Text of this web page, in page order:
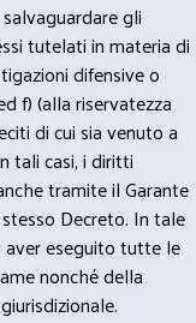
gli
tutelati in materia di
difensive o
f) (alla riservatezza
di cui sia venuto a
tali casi, i diritti
tramite il Garante
Decreto. In tale
aver eseguito tutte le
nonché della